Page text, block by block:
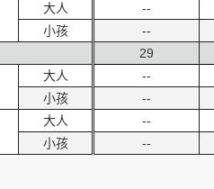
大人
小孩
大人
小孩
大人
小孩
--
--
29
--
--
--
--